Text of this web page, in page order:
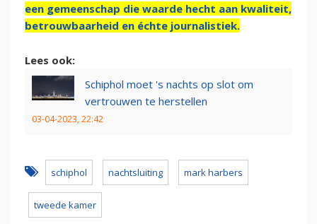
een gemeenschap die waarde hecht aan kwaliteit,
betrouwbaarheid en échte journalistiek.
Lees ook:
Schiphol moet 's nachts op slot om
vertrouwen te herstellen
03-04-2023, 22:42
schiphol nachtsluiting mark harbers
tweede kamer